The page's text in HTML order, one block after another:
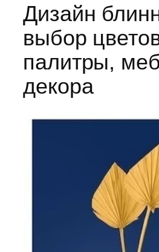
Дизайн
выбор
палитры,
декора